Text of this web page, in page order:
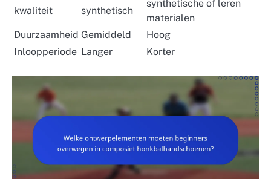
kwaliteit
synthetisch
synthetische of leren
materialen
Duurzaamheid Gemiddeld
Hoog
Inloopperiode Langer Korter